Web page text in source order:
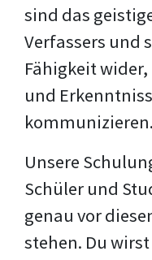
sind das
Verfassers und
Fähigkeit
und
kommunizieren.
Unsere
Schüler und
genau vor
stehen. Du